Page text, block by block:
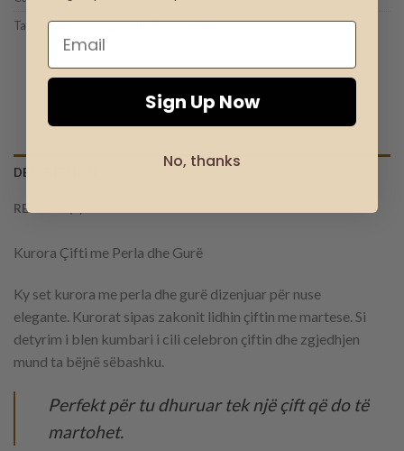
Tag:
Crown for Couple with Pearls and Stones
DESCRIPTION
REVIEWS (0)
Kurora Çifti me Perla dhe Gurë
Ky set kurora me perla dhe gurë dizenjuar për nuse
elegante. Kurorat sipas zakonit lidhin çiftin me martese. Si
detyrim i blen kumbari i cili celebron çiftin dhe zgjedhjen
mund ta bëjnë sëbashku.
Perfekt për tu dhuruar tek një çift që do të
martohet.
Sign Up Now
No, thanks